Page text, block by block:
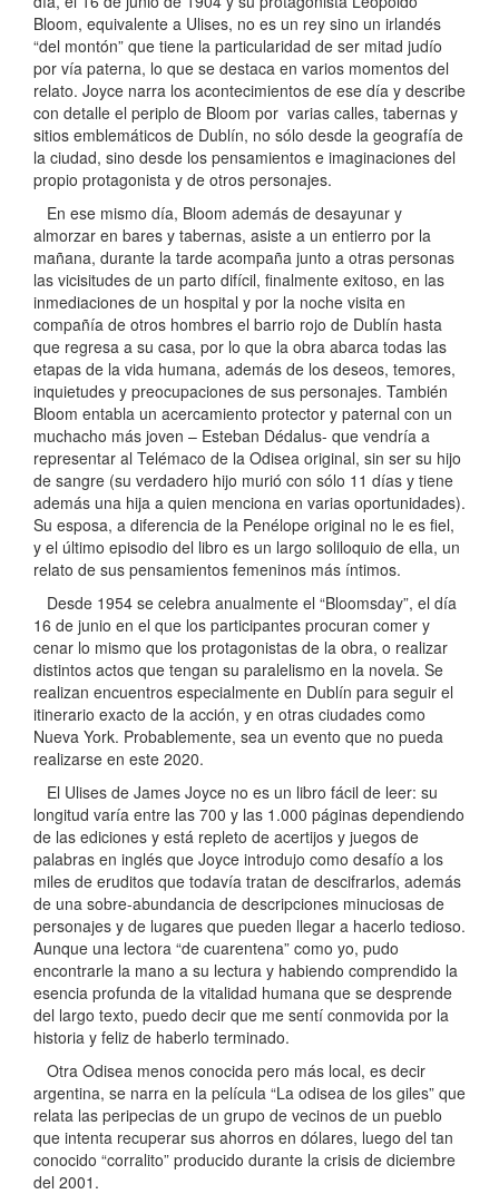
Bloom, equivalente a Ulises, no es un rey sino un irlandés
“del montón” que tiene la particularidad de ser mitad judío
por vía paterna, lo que se destaca en varios momentos del
relato. Joyce narra los acontecimientos de ese día y describe
con detalle el periplo de Bloom por varias calles, tabernas y
sitios emblemáticos de Dublín, no sólo desde la geografía de
la ciudad, sino desde los pensamientos e imaginaciones del
propio protagonista y de otros personajes.
En ese mismo día, Bloom además de desayunar y
almorzar en bares y tabernas, asiste a un entierro por la
mañana, durante la tarde acompaña junto a otras personas
las vicisitudes de un parto difícil, finalmente exitoso, en las
inmediaciones de un hospital y por la noche visita en
compañía de otros hombres el barrio rojo de Dublín hasta
que regresa a su casa, por lo que la obra abarca todas las
etapas de la vida humana, además de los deseos, temores,
inquietudes y preocupaciones de sus personajes. También
Bloom entabla un acercamiento protector y paternal con un
muchacho más joven – Esteban Dédalus- que vendría a
representar al Telémaco de la Odisea original, sin ser su hijo
de sangre (su verdadero hijo murió con sólo 11 días y tiene
además una hija a quien menciona en varias oportunidades).
Su esposa, a diferencia de la Penélope original no le es fiel,
y el último episodio del libro es un largo soliloquio de ella, un
relato de sus pensamientos femeninos más íntimos.
Desde 1954 se celebra anualmente el “Bloomsday”, el día
16 de junio en el que los participantes procuran comer y
cenar lo mismo que los protagonistas de la obra, o realizar
distintos actos que tengan su paralelismo en la novela. Se
realizan encuentros especialmente en Dublín para seguir el
itinerario exacto de la acción, y en otras ciudades como
Nueva York. Probablemente, sea un evento que no pueda
realizarse en este 2020.
El Ulises de James Joyce no es un libro fácil de leer: su
longitud varía entre las 700 y las 1.000 páginas dependiendo
de las ediciones y está repleto de acertijos y juegos de
palabras en inglés que Joyce introdujo como desafío a los
miles de eruditos que todavía tratan de descifrarlos, además
de una sobre-abundancia de descripciones minuciosas de
personajes y de lugares que pueden llegar a hacerlo tedioso.
Aunque una lectora “de cuarentena” como yo, pudo
encontrarle la mano a su lectura y habiendo comprendido la
esencia profunda de la vitalidad humana que se desprende
del largo texto, puedo decir que me sentí conmovida por la
historia y feliz de haberlo terminado.
Otra Odisea menos conocida pero más local, es decir
argentina, se narra en la película “La odisea de los giles” que
relata las peripecias de un grupo de vecinos de un pueblo
que intenta recuperar sus ahorros en dólares, luego del tan
conocido “corralito” producido durante la crisis de diciembre
del 2001.